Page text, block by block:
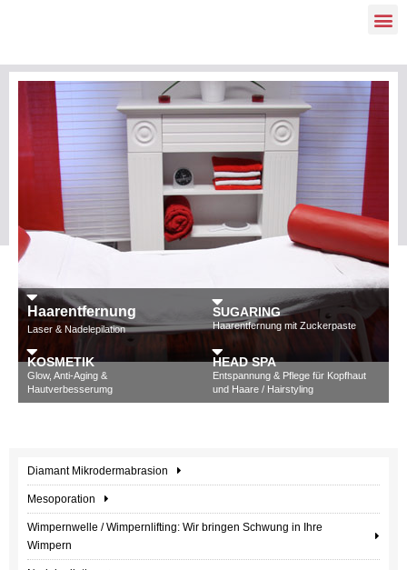
„Ich fühle mich hier sehr gut aufgehoben. Es wird sehr
Haarentfernung
Laser & Nadelepilation
SUGARING
Haarentfernung mit Zuckerpaste
KOSMETIK
Glow, Anti-Aging &
Hautverbesserumg
HEAD SPA
Entspannung & Pflege für Kopfhaut
und Haare / Hairstyling
Diamant Mikrodermabrasion
Mesoporation
Wimpernwelle / Wimpernlifting: Wir bringen Schwung in Ihre
Wimpern​